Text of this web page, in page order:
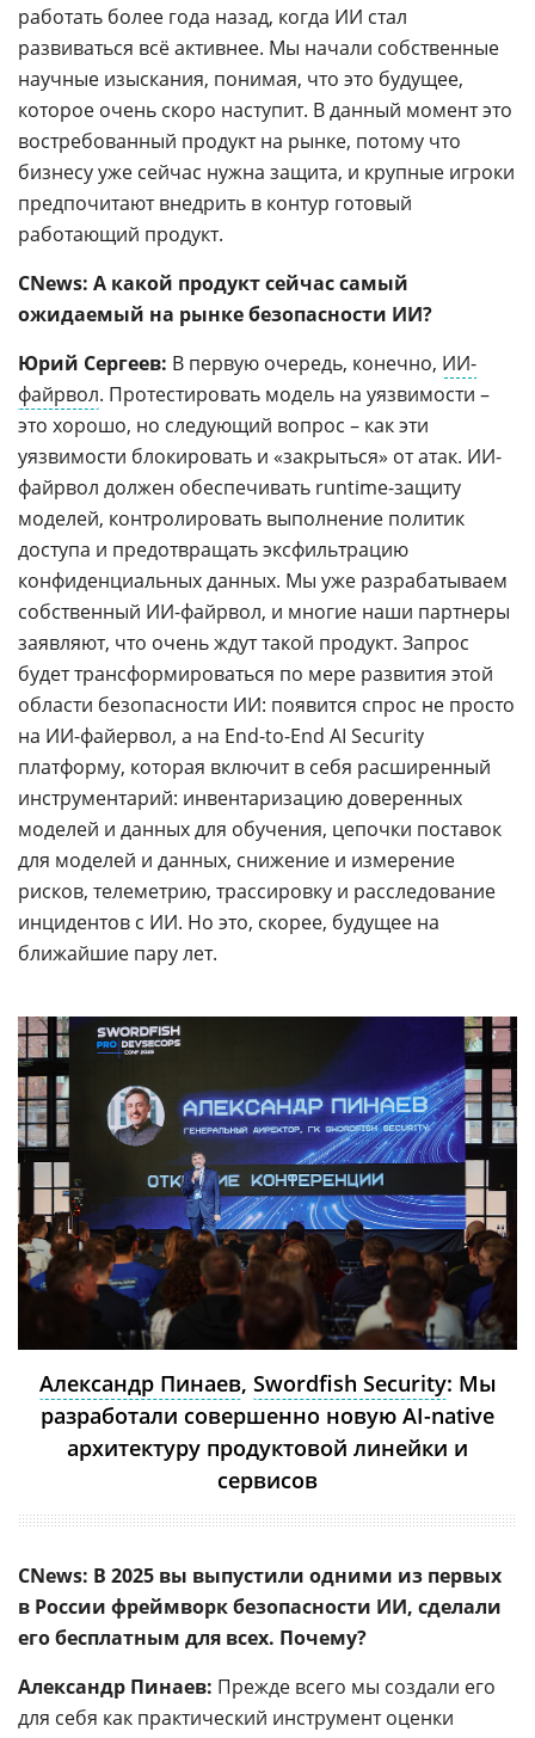
работать более года назад, когда ИИ стал
развиваться всё активнее. Мы начали собственные
научные изыскания, понимая, что это будущее,
которое очень скоро наступит. В данный момент это
востребованный продукт на рынке, потому что
бизнесу уже сейчас нужна защита, и крупные игроки
предпочитают внедрить в контур готовый
работающий продукт.
CNews: А какой продукт сейчас самый
ожидаемый на рынке безопасности ИИ?
Юрий Сергеев: В первую очередь, конечно, ИИ-
файрвол. Протестировать модель на уязвимости –
это хорошо, но следующий вопрос – как эти
уязвимости блокировать и «закрыться» от атак. ИИ-
файрвол должен обеспечивать runtime-защиту
моделей, контролировать выполнение политик
доступа и предотвращать эксфильтрацию
конфиденциальных данных. Мы уже разрабатываем
собственный ИИ-файрвол, и многие наши партнеры
заявляют, что очень ждут такой продукт. Запрос
будет трансформироваться по мере развития этой
области безопасности ИИ: появится спрос не просто
на ИИ-файервол, а на End-to-End AI Security
платформу, которая включит в себя расширенный
инструментарий: инвентаризацию доверенных
моделей и данных для обучения, цепочки поставок
для моделей и данных, снижение и измерение
рисков, телеметрию, трассировку и расследование
инцидентов с ИИ. Но это, скорее, будущее на
ближайшие пару лет.
Александр Пинаев, Swordfish Security: Мы
разработали совершенно новую AI-native
архитектуру продуктовой линейки и
сервисов
CNews: В 2025 вы выпустили одними из первых
в России фреймворк безопасности ИИ, сделали
его бесплатным для всех. Почему?
Александр Пинаев: Прежде всего мы создали его
для себя как практический инструмент оценки